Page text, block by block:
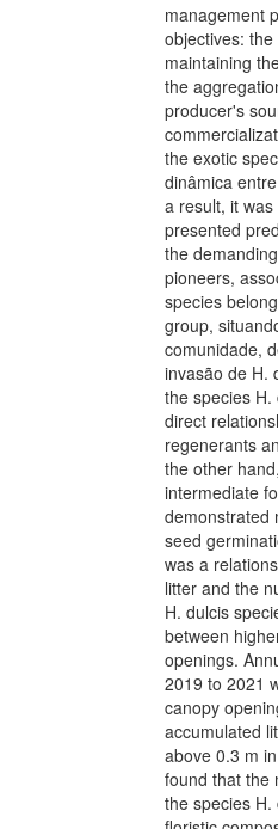
management
objectives:
maintaining
the
producer's
the exotic
dinâmica
a result, it
presented
the
pioneers,
species
group,
comunidade,
invasão de H.
the species
direct
regenerants
the other
intermediate
demonstrated
seed
was a
litter and the
H. dulcis
between
openings.
2019 to 2021
canopy
accumulated
above 0.3 m
found that the
the species